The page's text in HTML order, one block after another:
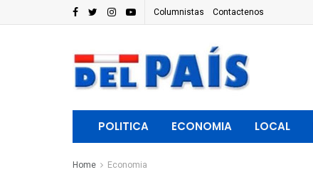
Columnistas Contactenos
POLITICA ECONOMIA LOCAL
Home Economia